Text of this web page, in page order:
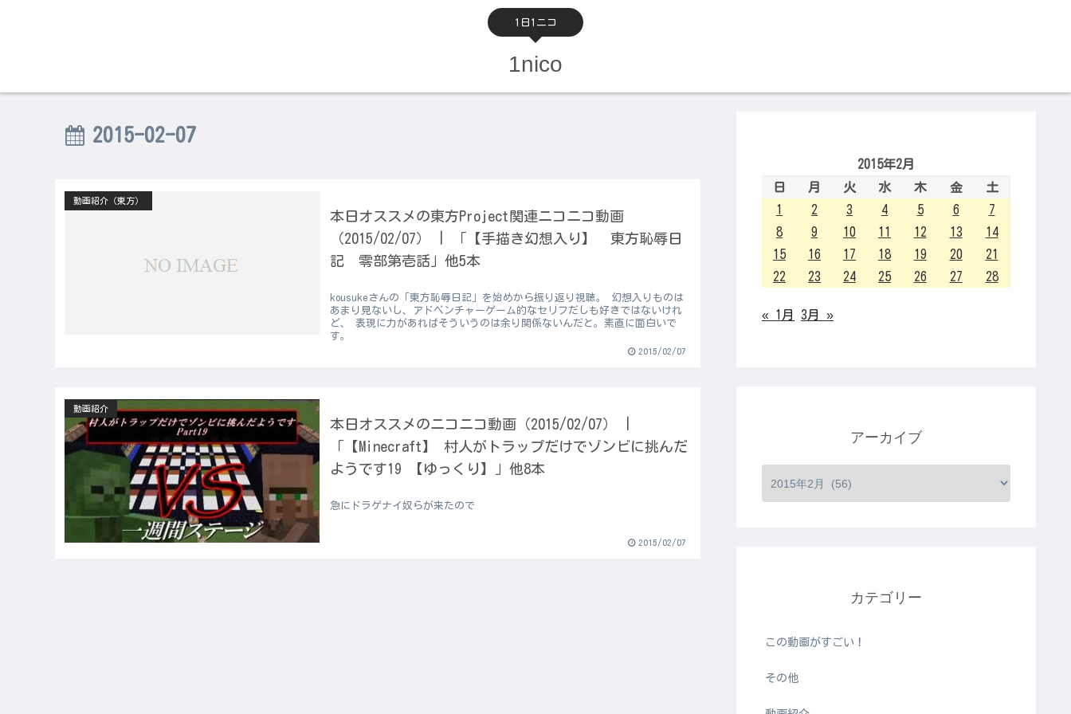
1日1ニコ
1nico
2015-02-07
動画紹介（東方）
本日オススメの東方Project関連ニコニコ動画
（2015/02/07） | 「【手描き幻想入り】 東方恥辱日
記 零部第壱話」他5本
kousukeさんの「東方恥辱日記」を始めから振り返り視聴。 幻想入りものは
あまり見ないし、アドベンチャーゲーム的なセリフだしも好きではないけれ
ど、 表現に力があればそういうのは余り関係ないんだと。素直に面白いで
す。
2015/02/07
動画紹介
本日オススメのニコニコ動画（2015/02/07） |
「【Minecraft】 村人がトラップだけでゾンビに挑んだ
ようです19 【ゆっくり】」他8本
急にドラゲナイ奴らが来たので
2015/02/07
2015年2月
日
月 火 水 木 金
土
1
2 3 4 5 6
7
8
9 10 11 12 13
14
15
16 17 18 19 20
21
22
23 24 25 26 27 28
« 1月 3月 »
アーカイブ
カテゴリー
この動画がすごい！
その他